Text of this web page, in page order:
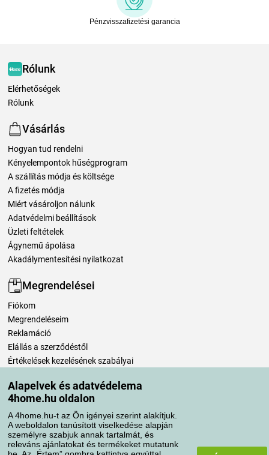
Alapelvek és adatvédelema
4home.hu oldalon
A 4home.hu-t az Ön igényei szerint alakítjuk.
A weboldalon tanúsított viselkedése alapján
személyre szabjuk annak tartalmát, és
releváns ajánlatokat és termékeket mutatunk
Pénzvisszafizetési garancia
Rólunk
Elérhetőségek
Rólunk
Vásárlás
Hogyan tud rendelni
Kényelempontok hűségprogram
A szállítás módja és költsége
A fizetés módja
Miért vásároljon nálunk
Adatvédelmi beállítások
Üzleti feltételek
Ágynemű ápolása
Akadálymentesítési nyilatkozat
Megrendelései
Fiókom
Megrendeléseim
Reklamáció
Elállás a szerződéstől
Értékelések kezelésének szabályai
Szállítási módok
Fizetési módok